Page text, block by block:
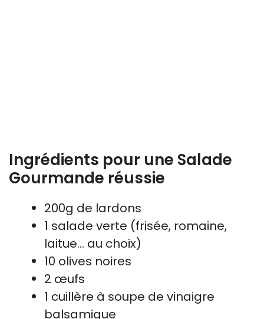
Ingrédients pour une Salade
Gourmande réussie
200g de lardons
1 salade verte (frisée, romaine,
laitue… au choix)
10 olives noires
2 œufs
1 cuillère à soupe de vinaigre
balsamique